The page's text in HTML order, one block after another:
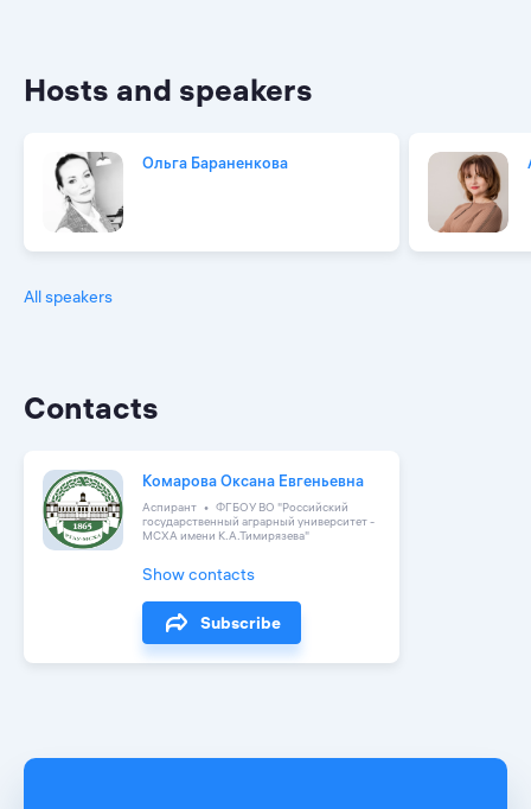
Hosts and speakers
Ольга Бараненкова
All speakers
Contacts
Комарова Оксана Евгеньевна
Аспирант
ФГБОУ ВО "Российский
государственный аграрный университет -
МСХА имени К.А.Тимирязева"
Show contacts
Subscribe